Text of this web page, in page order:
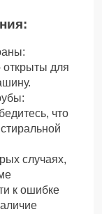
открыты для
что
случаях,
к ошибке